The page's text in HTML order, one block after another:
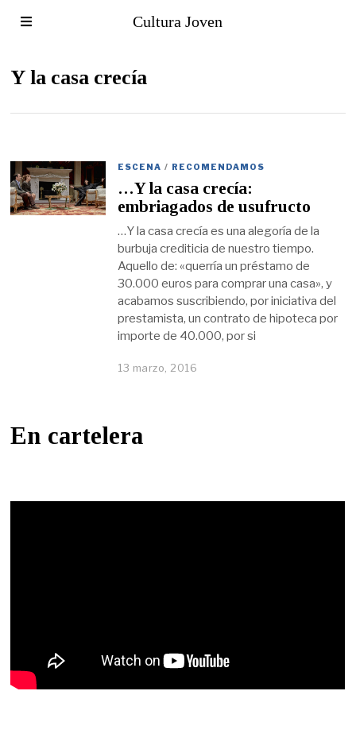
Cultura Joven
Y la casa crecía
ESCENA / RECOMENDAMOS
…Y la casa crecía:
embriagados de usufructo
…Y la casa crecía es una alegoría de la
burbuja crediticia de nuestro tiempo.
Aquello de: «querría un préstamo de
30.000 euros para comprar una casa», y
acabamos suscribiendo, por iniciativa del
prestamista, un contrato de hipoteca por
importe de 40.000, por si
13 marzo, 2016
En cartelera